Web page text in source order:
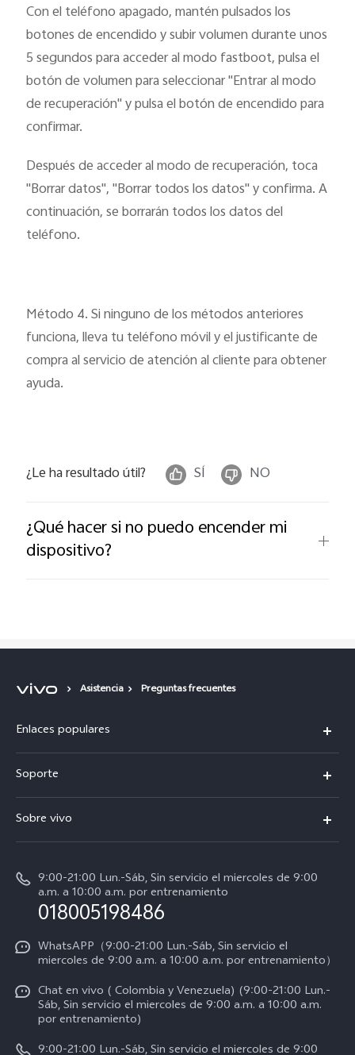
Con el teléfono apagado, mantén pulsados los
botones de encendido y subir volumen durante unos
5 segundos para acceder al modo fastboot, pulsa el
botón de volumen para seleccionar "Entrar al modo
de recuperación" y pulsa el botón de encendido para
confirmar.
Después de acceder al modo de recuperación, toca
"Borrar datos", "Borrar todos los datos" y confirma. A
continuación, se borrarán todos los datos del
teléfono.
Método 4. Si ninguno de los métodos anteriores
funciona, lleva tu teléfono móvil y el justificante de
compra al servicio de atención al cliente para obtener
ayuda.
¿Le ha resultado útil? SÍ NO
¿Qué hacer si no puedo encender mi
dispositivo?
Asistencia Preguntas frecuentes
Enlaces populares
V70
V70 FE
Y11d
Soporte
Centro de servicio
Verificación de IMEI
Consulta el Precio de los Repuestos
Manual de usuario
Servicio de logística
Progreso de la reparación
Sobre vivo
Noticias
Empleos en vivo
Avisos legales
Acerca de nosotros
Sostenibilidad
Centro de privacidad de vivo
9:00-21:00 Lun.-Sáb, Sin servicio el miercoles de 9:00
a.m. a 10:00 a.m. por entrenamiento
018005198486
WhatsAPP（9:00-21:00 Lun.-Sáb, Sin servicio el
miercoles de 9:00 a.m. a 10:00 a.m. por entrenamiento）
Chat en vivo ( Colombia y Venezuela) (9:00-21:00 Lun.-
Sáb, Sin servicio el miercoles de 9:00 a.m. a 10:00 a.m.
por entrenamiento)
9:00-21:00 Lun.-Sáb, Sin servicio el miercoles de 9:00